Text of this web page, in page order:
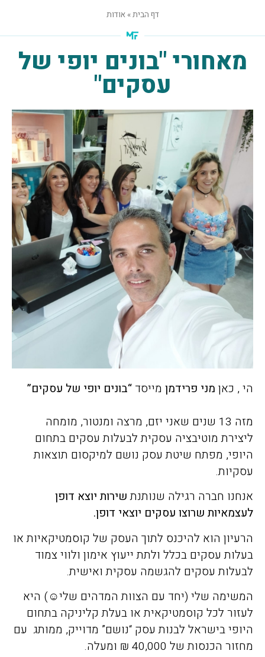
דף הבית»אודות
מאחורי "בונים יופי של
עסקים"
הי , כאן מני פרידמן מייסד “בונים יופי של עסקים”
מזה 13 שנים שאני יזם, מרצה ומנטור, מומחה
ליצירת מוטיבציה עסקית לבעלות עסקים בתחום
היופי, מפתח שיטת עסק נושם למיקסום תוצאות
עסקיות.
אנחנו חברה רגילה שנותנתשירות יוצא דופן
לעצמאיות שרוצו עסקים יוצאי דופן.
הרעיון הוא להיכנס לתוך העסק של קוסמטיקאיות או
בעלות עסקים בכלל ולתת ייעוץ אימון ולווי צמוד
לבעלות עסקים להגשמה עסקית ואישית.
המשימה שלי (יחד עם הצוות המדהים שלי☺) היא
לעזור לכל קוסמטיקאית או בעלת קליניקה בתחום
היופי בישראל לבנות עסק “נושם” מדוייק, ממותג עם
מחזור הכנסות של 40,000 ₪ ומעלה.